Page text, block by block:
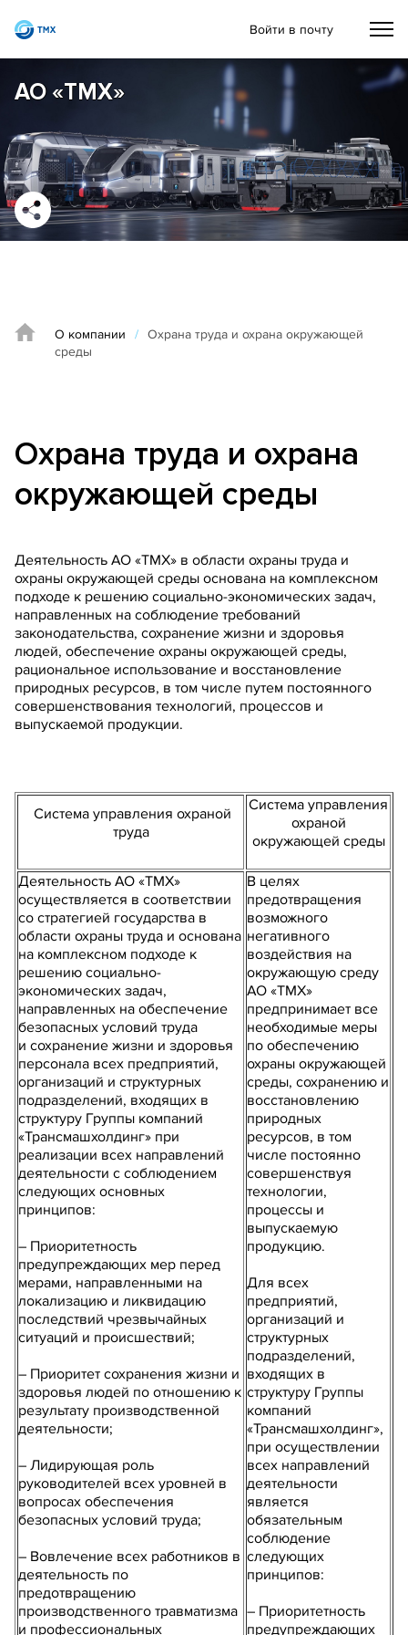
Войти в почту
АО «ТМХ»
О компании / Охрана труда и охрана окружающей
среды
Охрана труда и охрана
окружающей среды
Деятельность АО «ТМХ» в области охраны труда и
охраны окружающей среды основана на комплексном
подходе к решению социально-экономических задач,
направленных на соблюдение требований
законодательства, сохранение жизни и здоровья
людей, обеспечение охраны окружающей среды,
рациональное использование и восстановление
природных ресурсов, в том числе путем постоянного
совершенствования технологий, процессов и
выпускаемой продукции.
Система управления охраной
труда
Система управления
охраной
окружающей среды
Деятельность АО «ТМХ»
осуществляется в соответствии
со стратегией государства в
области охраны труда и основана
на комплексном подходе к
решению социально-
экономических задач,
направленных на обеспечение
безопасных условий труда
и сохранение жизни и здоровья
персонала всех предприятий,
организаций и структурных
подразделений, входящих в
структуру Группы компаний
«Трансмашхолдинг» при
реализации всех направлений
деятельности с соблюдением
следующих основных
принципов:
– Приоритетность
предупреждающих мер перед
мерами, направленными на
локализацию и ликвидацию
последствий чрезвычайных
ситуаций и происшествий;
– Приоритет сохранения жизни и
здоровья людей по отношению к
результату производственной
деятельности;
– Лидирующая роль
руководителей всех уровней в
вопросах обеспечения
безопасных условий труда;
– Вовлечение всех работников в
деятельность по
предотвращению
производственного травматизма
и профессиональных
В целях
предотвращения
возможного
негативного
воздействия на
окружающую среду
АО «ТМХ»
предпринимает все
необходимые меры
по обеспечению
охраны окружающей
среды, сохранению и
восстановлению
природных
ресурсов, в том
числе постоянно
совершенствуя
технологии,
процессы и
выпускаемую
продукцию.
Для всех
предприятий,
организаций и
структурных
подразделений,
входящих в
структуру Группы
компаний
«Трансмашхолдинг»,
при осуществлении
всех направлений
деятельности
является
обязательным
соблюдение
следующих
принципов:
– Приоритетность
предупреждающих